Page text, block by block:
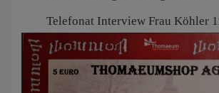
Telefonat Interview Frau Köhler